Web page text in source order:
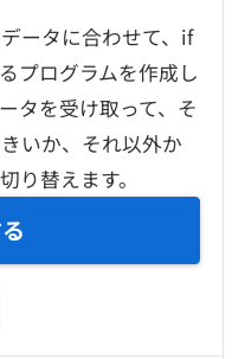
ータに合わせて、if
プログラムを作成し
タを受け取って、そ
いか、それ以外か
り替えます。